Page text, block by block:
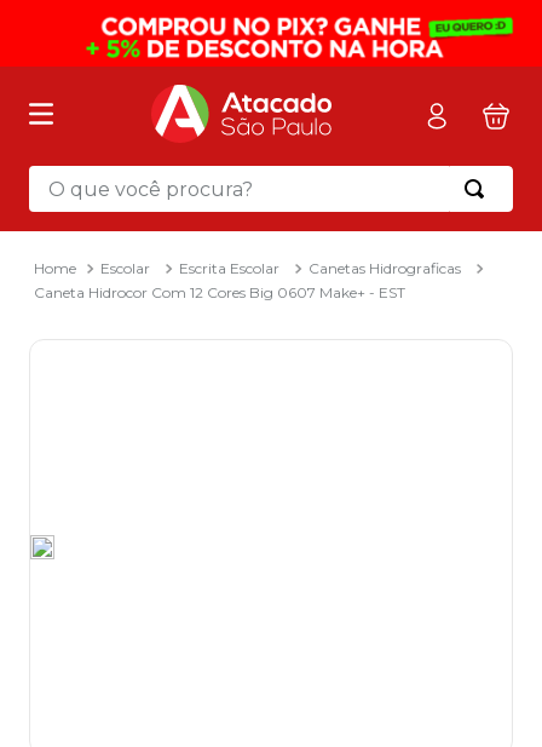
O que você procura?
Escolar Escrita Escolar
Canetas Hidrograficas
Caneta Hidrocor Com 12 Cores Big 0607 Make+ - EST
Termos mais buscados
mochila
2º sacola
3º mala
8